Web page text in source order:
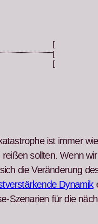
[
[
[
ist immer
soll­ten. Wenn
die Verän­derung
Dynamik
Szenar­ien für die